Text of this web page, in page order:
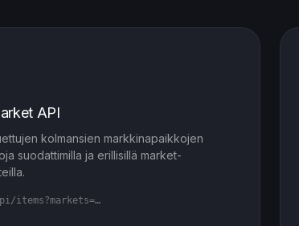
API
kolmansien markkinapaikkojen
suodattimilla ja erillisillä market-
items?markets=…